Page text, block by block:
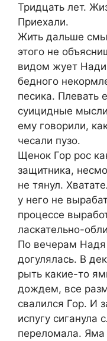
Тридцать лет.
Приехали.
Жить дальше
этого не
видом жует
бедного
песика. Плевать
суицидные
ему говорили,
чесали пузо.
Щенок Гор рос
защитника,
не тянул.
у него не
процессе
ласкательно-
По вечерам Надя
догулялась. В
рыть какие-то
дождем, все
свалился Гор. И
испугу сиганула
переломала. Яма